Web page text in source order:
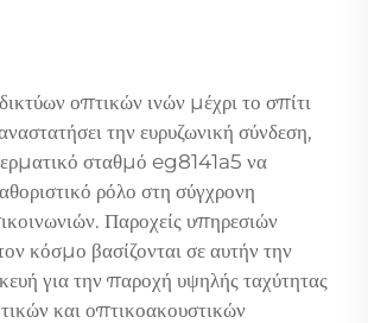
οπτικών ινών μέχρι το σπίτι
την ευρυζωνική σύνδεση,
σταθμό eg8141a5 να
ρόλο στη σύγχρονη
Παροχείς υπηρεσιών
κόσμο βασίζονται σε αυτήν την
για την παροχή υψηλής ταχύτητας
και οπτικοακουστικών